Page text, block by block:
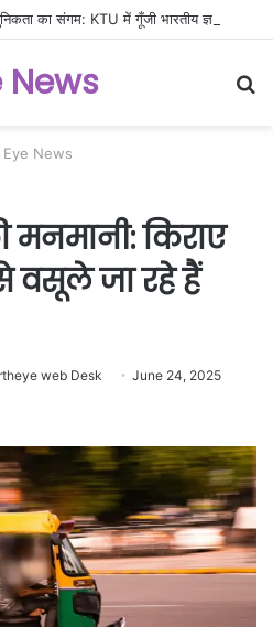
News
Eye News
मनमानी: किराए
वसूले जा रहे हैं
web Desk June 24, 2025